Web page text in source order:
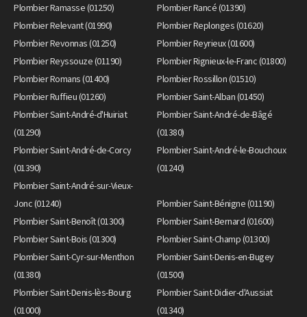
Plombier Ramasse (01250)
Plombier Rancé (01390)
Plombier Relevant (01990)
Plombier Replonges (01620)
Plombier Revonnas (01250)
Plombier Reyrieux (01600)
Plombier Reyssouze (01190)
Plombier Rignieux-le-Franc (01800)
Plombier Romans (01400)
Plombier Rossillon (01510)
Plombier Ruffieu (01260)
Plombier Saint-Alban (01450)
Plombier Saint-André-d'Huiriat
(01290)
Plombier Saint-André-de-Bâgé
(01380)
Plombier Saint-André-de-Corcy
(01390)
Plombier Saint-André-le-Bouchoux
(01240)
Plombier Saint-André-sur-Vieux-
Jonc (01240)
Plombier Saint-Bénigne (01190)
Plombier Saint-Benoît (01300)
Plombier Saint-Bernard (01600)
Plombier Saint-Bois (01300)
Plombier Saint-Champ (01300)
Plombier Saint-Cyr-sur-Menthon
(01380)
Plombier Saint-Denis-en-Bugey
(01500)
Plombier Saint-Denis-lès-Bourg
(01000)
Plombier Saint-Didier-d'Aussiat
(01340)